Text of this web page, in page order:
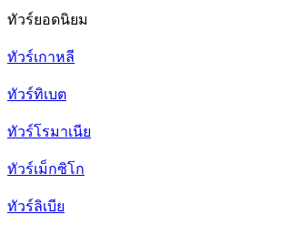
ทัวร์ยอดนิยม
ทัวร์เกาหลี
ทัวร์ทิเบต
ทัวร์โรมาเนีย
ทัวร์เม็กซิโก
ทัวร์ลิเบีย